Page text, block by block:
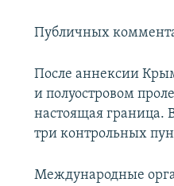
Публичных
После аннексии
и полуостровом
настоящая граница.
три контрольных
Международные